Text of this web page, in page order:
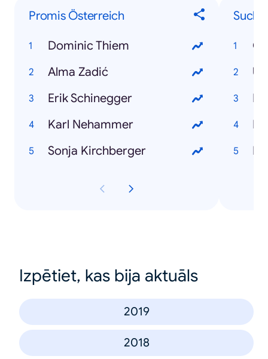
Promis Österreich
Dominic Thiem
Alma Zadić
Erik Schinegger
Karl Nehammer
Sonja Kirchberger
Izpētiet, kas bija aktuāls
2019
2018